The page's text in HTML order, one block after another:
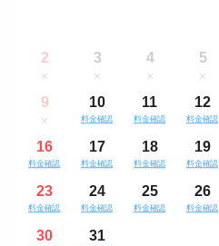
2 3 4 5
9 10
料金確認
11
料金確認
12
料金確認
16
料金確認
17
料金確認
18
料金確認
19
料金確認
23
料金確認
24
料金確認
25
料金確認
26
料金確認
30 31